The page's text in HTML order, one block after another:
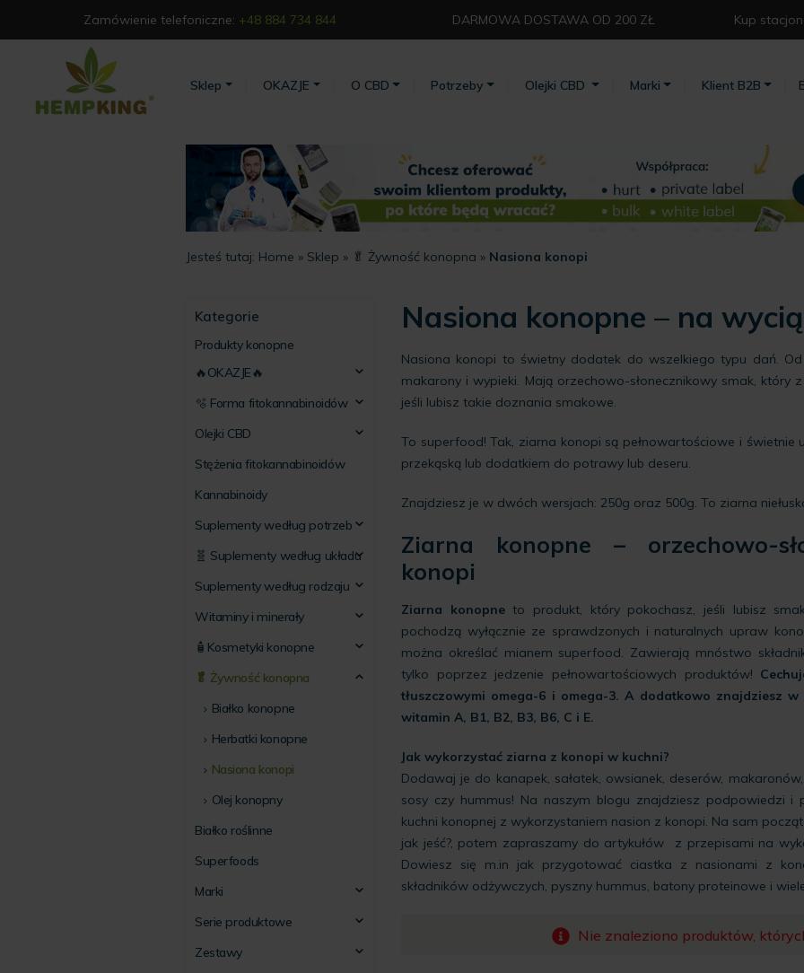
Zamówienie telefoniczne: +48 884 734 844 DARMOWA DOSTAWA OD 200 ZŁ⁣ Kup
Sklep OKAZJE O CBD Potrzeby Olejki CBD Marki Klient B2B
Jesteś tutaj: Home » Sklep » 🥬 Żywność konopna » Nasiona konopi
Nasiona konopne – na
Nasiona konopi to świetny dodatek do wszelkiego typu dań.
makarony i wypieki. Mają orzechowo-słonecznikowy smak, który
jeśli lubisz takie doznania smakowe.
To superfood! Tak, ziarna konopi są pełnowartościowe i świetnie
przekąską lub dodatkiem do potrawy lub deseru.
Znajdziesz je w dwóch wersjach: 250g oraz 500g. To ziarna
Ziarna konopne – orzechowo-
konopi
Ziarna konopneto produkt, który pokochasz, jeśli lubisz
pochodzą wyłącznie ze sprawdzonych i naturalnych upraw
można określać mianem superfood. Zawierają mnóstwo
tylko poprzez jedzenie pełnowartościowych produktów!
tłuszczowymi omega-6 i omega-3. A dodatkowo znajdziesz
witamin A, B1, B2, B3, B6, C i E.
Jak wykorzystać ziarna z konopi w kuchni?
Dodawaj je do kanapek, sałatek, owsianek, deserów,
sosy czy hummus! Na naszym blogu znajdziesz podpowiedzi
kuchni konopnej z wykorzystaniem nasion z konopi. Na sam
jak jeść?, potem zapraszamy do artykułów z przepisami na
Dowiesz się m.in jak przygotować ciastka z nasionami z
składników odżywczych, pyszny hummus, batony proteinowe i
Nie znaleziono produktów,
Kategorie
Produkty konopne
🔥OKAZJE🔥
🫧 Forma fitokannabinoidów
Olejki CBD
Stężenia fitokannabinoidów
Kannabinoidy
Suplementy według potrzeb
🧬 Suplementy według układu
Suplementy według rodzaju
Witaminy i minerały
🧴Kosmetyki konopne
🥬 Żywność konopna
Białko konopne
Herbatki konopne
Nasiona konopi
Olej konopny
Białko roślinne
Superfoods
Marki
Serie produktowe
Zestawy